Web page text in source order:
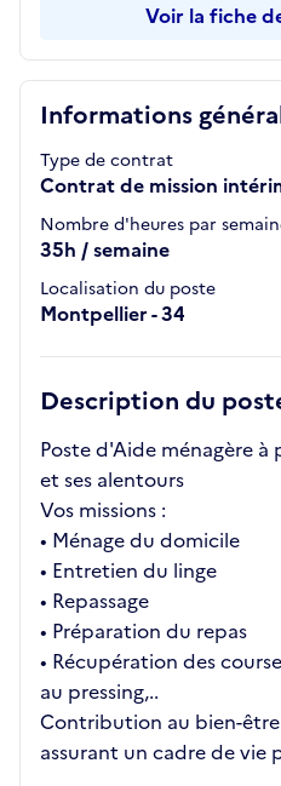
Informations
Type de contrat
Contrat de mission
Nombre d'heures par
35h / semaine
Localisation du poste
Montpellier - 34
Description du
Poste d'Aide ménagère
et ses alentours
Vos missions :
• Ménage du domicile
• Entretien du linge
• Repassage
• Préparation du repas
• Récupération des
au pressing,..
Contribution au bien-être
assurant un cadre de vie
Voir la fiche